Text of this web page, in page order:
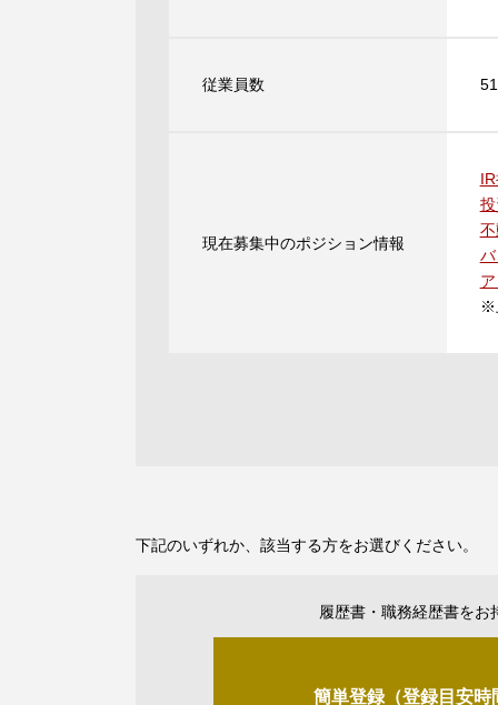
従業員数
現在募集中のポジション情報
※
下記のいずれか、該当する方をお選びください。
履歴書・職務経歴書をお
簡単登録（登録目安時